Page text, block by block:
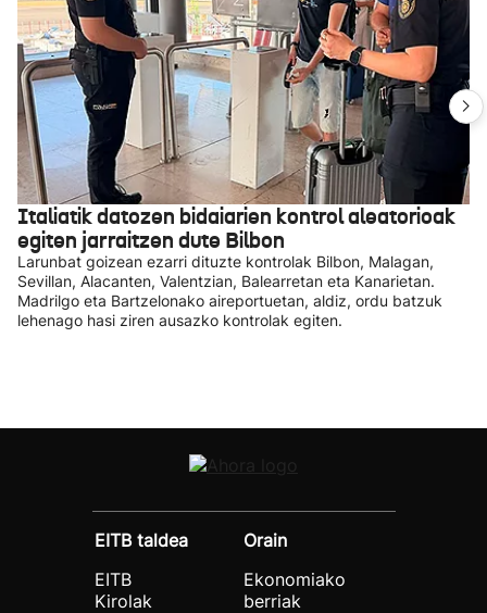
Italiatik datozen bidaiarien kontrol aleatorioak
egiten jarraitzen dute Bilbon
Larunbat goizean ezarri dituzte kontrolak Bilbon, Malagan,
Sevillan, Alacanten, Valentzian, Balearretan eta Kanarietan.
Madrilgo eta Bartzelonako aireportuetan, aldiz, ordu batzuk
lehenago hasi ziren ausazko kontrolak egiten.
EITB taldea
EITB
Kirolak
Orain
Ekonomiako
berriak